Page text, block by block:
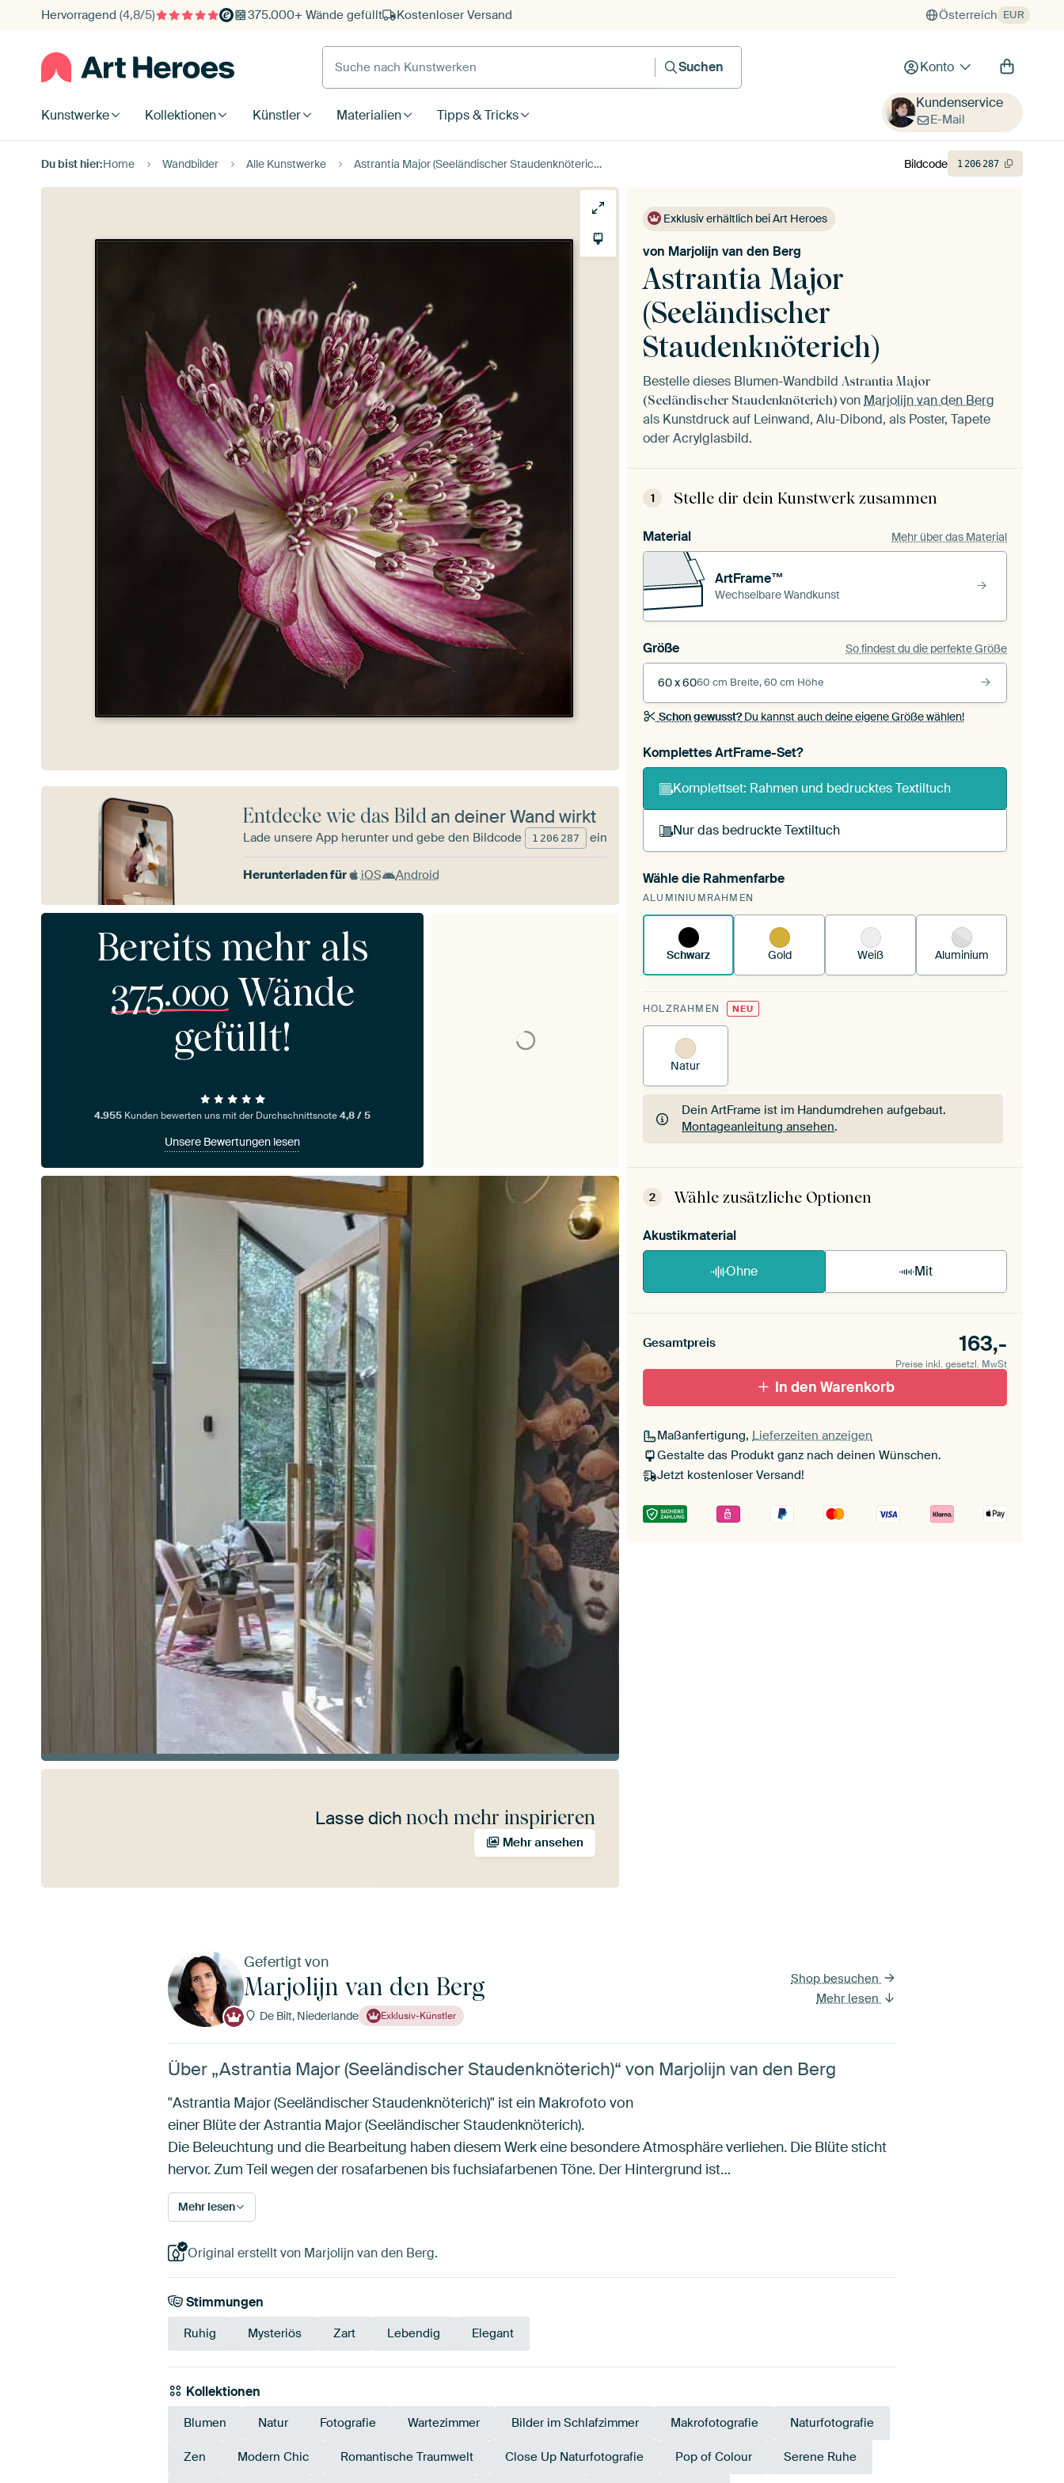
Hervorragend (4,8/5) 375.000+ Wände gefüllt Kostenloser Versand Österreich EUR
Suche nach Kunstwerken
Suchen
Konto
Kunstwerke Kollektionen Künstler Materialien Tipps & Tricks
Kundenservice
E-Mail
Du bist hier:Home Wandbilder Alle Kunstwerke Astrantia Major (Seeländischer Staudenknöterich)
Exklusiv erhältlich bei Art Heroes
Astrantia Major
(Seeländischer
Staudenknöterich)
von Marjolijn van den Berg
Bestelle dieses Blumen-Wandbild Astrantia Major
(Seeländischer Staudenknöterich) von Marjolijn van den Berg
als Kunstdruck auf Leinwand, Alu-Dibond, als Poster, Tapete
oder Acrylglasbild.
1 Stelle dir dein Kunstwerk zusammen
Material Mehr über das Material
ArtFrame™
Wechselbare Wandkunst
Größe So findest du die perfekte Größe
60 x 6060 cm Breite, 60 cm Höhe
Schon gewusst?Du kannst auch deine eigene Größe wählen!
Komplettes ArtFrame-Set?
Komplettset: Rahmen und bedrucktes Textiltuch
Nur das bedruckte Textiltuch
Du spannst einen wechselbaren Textiltuch in deinen
vorhandenen ArtFrame™.
Wähle die Rahmenfarbe
ALUMINIUMRAHMEN
Schwarz Gold Weiß Aluminium
HOLZRAHMEN NEU
Natur
Dein ArtFrame ist im Handumdrehen aufgebaut.
Montageanleitung ansehen.
Dein ArtFrame ist im Handumdrehen aufgebaut.
2 Wähle zusätzliche Optionen
Akustikmaterial
Ohne Mit
Gesamtpreis 163,-
Preise inkl. gesetzl. MwSt
In den Warenkorb
Maßanfertigung, Lieferzeiten anzeigen
Gestalte das Produkt ganz nach deinen Wünschen.
Jetzt kostenloser Versand!
Bildcode 1206287
Entdecke wie das Bildan deiner Wand wirkt
Lade unsere App herunter und gebe den Bildcode 1 206 287 ein
Herunterladen für iOS Android
Bereits mehr als
375.000 Wände
gefüllt!
4.955 Kunden bewerten uns mit der Durchschnittsnote4,8 / 5
Unsere Bewertungen lesen
Lasse dich noch mehr inspirieren
Mehr ansehen
Gefertigt von
Marjolijn van den Berg
De Bilt, Niederlande Exklusiv-Künstler
Shop besuchen
Mehr lesen
Über „Astrantia Major (Seeländischer Staudenknöterich)“ von Marjolijn van den Berg
"Astrantia Major (Seeländischer Staudenknöterich)" ist ein Makrofoto von
einer Blüte der Astrantia Major (Seeländischer Staudenknöterich).
Die Beleuchtung und die Bearbeitung haben diesem Werk eine besondere Atmosphäre verliehen. Die Blüte sticht
hervor. Zum Teil wegen der rosafarbenen bis fuchsiafarbenen Töne. Der Hintergrund ist…
Mehr lesen
Original erstellt von Marjolijn van den Berg.
Stimmungen
Ruhig Mysteriös Zart Lebendig Elegant
Kollektionen
Blumen Natur Fotografie Wartezimmer Bilder im Schlafzimmer Makrofotografie Naturfotografie
Zen Modern Chic Romantische Traumwelt Close Up Naturfotografie Pop of Colour Serene Ruhe